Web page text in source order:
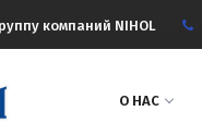
компаний NIHOL
О НАС